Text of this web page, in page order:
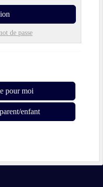
de passe
pour moi
enfant